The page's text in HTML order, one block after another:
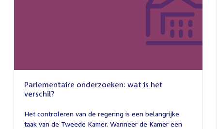
Parlementaire onderzoeken: wat is het
verschil?
juli
2026
Het controleren van de regering is een belangrijke
taak van de Tweede Kamer. Wanneer de Kamer een